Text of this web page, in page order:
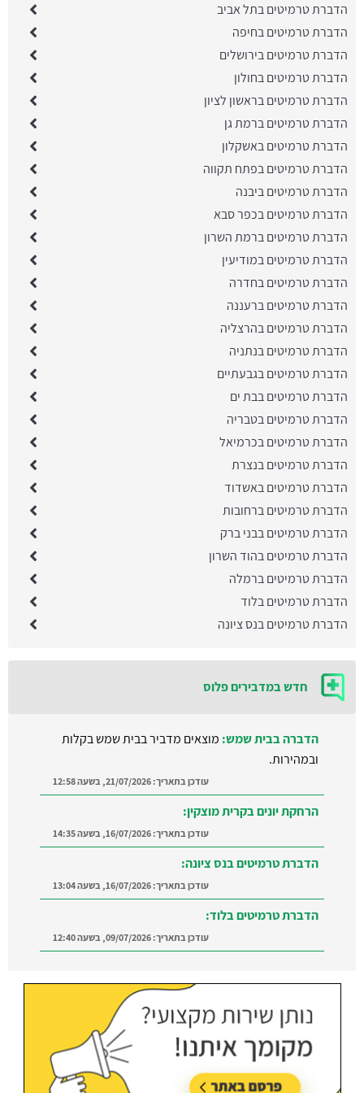
הדברת טרמיטים בתל אביב
הדברת טרמיטים בחיפה
הדברת טרמיטים בירושלים
הדברת טרמיטים בחולון
הדברת טרמיטים בראשון לציון
הדברת טרמיטים ברמת גן
הדברת טרמיטים באשקלון
הדברת טרמיטים בפתח תקווה
הדברת טרמיטים ביבנה
הדברת טרמיטים בכפר סבא
הדברת טרמיטים ברמת השרון
הדברת טרמיטים במודיעין
הדברת טרמיטים בחדרה
הדברת טרמיטים ברעננה
הדברת טרמיטים בהרצליה
הדברת טרמיטים בנתניה
הדברת טרמיטים בגבעתיים
הדברת טרמיטים בבת ים
הדברת טרמיטים בטבריה
הדברת טרמיטים בכרמיאל
הדברת טרמיטים בנצרת
הדברת טרמיטים באשדוד
הדברת טרמיטים ברחובות
הדברת טרמיטים בבני ברק
הדברת טרמיטים בהוד השרון
הדברת טרמיטים ברמלה
הדברת טרמיטים בלוד
הדברת טרמיטים בנס ציונה
חדש במדבירים פלוס
הדברה בבית שמש: מוצאים מדביר בבית שמש בקלות
ובמהירות.
עודכן בתאריך:21/07/2026, בשעה 12:58
הרחקת יונים בקרית מוצקין:
עודכן בתאריך:16/07/2026, בשעה 14:35
הדברת טרמיטים בנס ציונה:
עודכן בתאריך:16/07/2026, בשעה 13:04
הדברת טרמיטים בלוד:
עודכן בתאריך:09/07/2026, בשעה 12:40
ברמת השרון והסביבה
עודכן בתאריך:21/07/2026, בשעה 12:58